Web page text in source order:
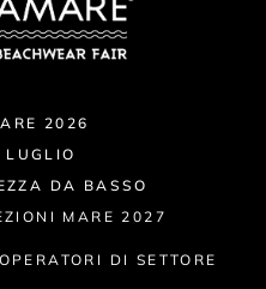
2026
DA BASSO
MARE 2027
DI SETTORE